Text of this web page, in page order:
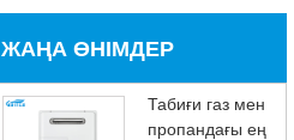
ЖАҢА ӨНІМДЕР
Табиғи газ мен
пропандағы ең